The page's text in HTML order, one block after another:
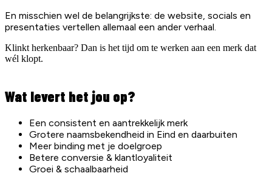
En misschien wel de belangrijkste: de website, socials en
presentaties vertellen allemaal een ander verhaal.
Klinkt herkenbaar? Dan is het tijd om te werken aan een merk dat
wél klopt.
Wat levert het jou op?
Een consistent en aantrekkelijk merk
Grotere naamsbekendheid in Eind en daarbuiten
Meer binding met je doelgroep
Betere conversie & klantloyaliteit
Groei & schaalbaarheid